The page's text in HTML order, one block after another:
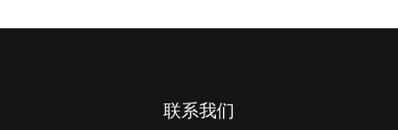
联系我们